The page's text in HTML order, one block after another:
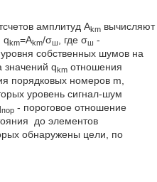
амплитуд Akmвычисляют
qkm=Akm/σш , где σш -
собственных шумов на
значений qkmотношения
порядковых номеров m,
уровень сигнал-шум
пор- пороговое отношение
до элементов
обнаружены цели, по